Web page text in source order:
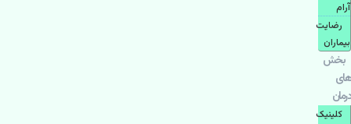
آرام
رضایت
بیماران
بخش
های
درمان
کلینیک